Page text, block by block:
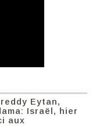
Eytan,
Israël, hier
aux